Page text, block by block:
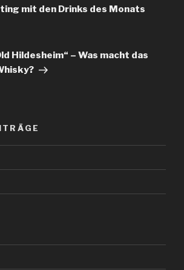
mit den Drinks des Monats
Hildesheim“ – Was macht das